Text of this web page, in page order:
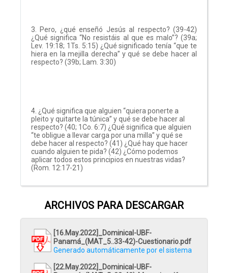
3. Pero, ¿qué enseñó Jesús al respecto? (39-42)
¿Qué significa “No resistáis al que es malo”? (39a;
Lev. 19:18; 1Ts. 5:15) ¿Qué significado tenía “que te
hiera en la mejilla derecha” y qué se debe hacer al
respecto? (39b; Lam. 3:30)
4. ¿Qué significa que alguien “quiera ponerte a
pleito y quitarte la túnica” y qué se debe hacer al
respecto? (40; 1Co. 6:7) ¿Qué significa que alguien
“te obligue a llevar carga por una milla” y qué se
debe hacer al respecto? (41) ¿Qué hay que hacer
cuando alguien te pida? (42) ¿Cómo podemos
aplicar todos estos principios en nuestras vidas?
(Rom. 12:17-21)
ARCHIVOS PARA DESCARGAR
[16.May.2022]_Dominical-UBF-
Panamá_(MAT_5..33-42)-Cuestionario.pdf
Generado automáticamente por el sistema
[22.May.2022]_Dominical-UBF-